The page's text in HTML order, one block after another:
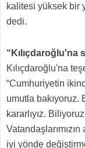
kalitesi yüksek bir
dedi.
“Kılıçdaroğlu'na
Kılıçdaroğlu'na
“Cumhuriyetin
umutla bakıyoruz.
kararlıyız.
iyi yönde